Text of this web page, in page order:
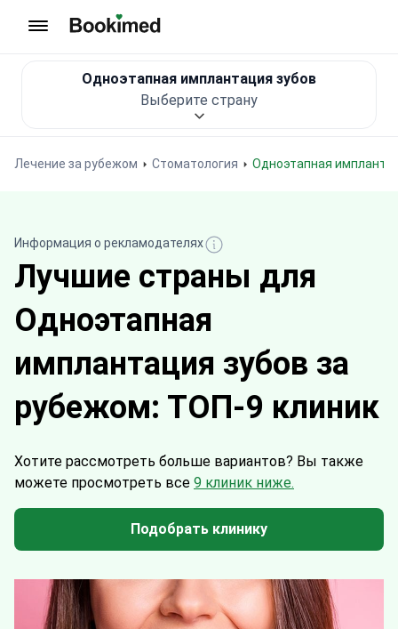
Лечение за рубежом Стоматология Одноэтапная
Одноэтапная имплантация зубов
Выберите страну
Информация о рекламодателях
Лучшие страны для
Одноэтапная
имплантация зубов за
рубежом: ТОП-9 клиник
Хотите рассмотреть больше вариантов? Вы также
можете просмотреть все 9 клиник ниже.
Подобрать клинику